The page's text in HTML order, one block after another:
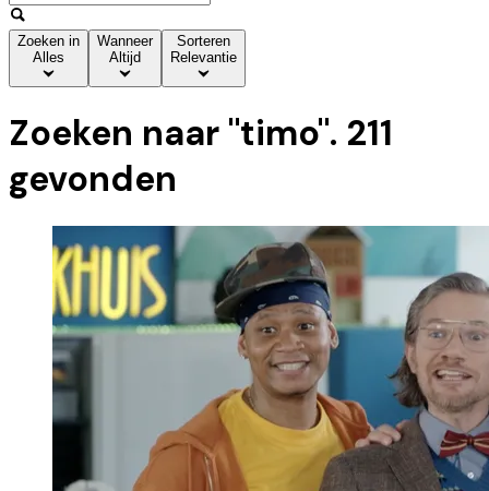
Zoeken in
Alles
Wanneer
Altijd
Sorteren
Relevantie
Zoeken naar "timo". 211
gevonden